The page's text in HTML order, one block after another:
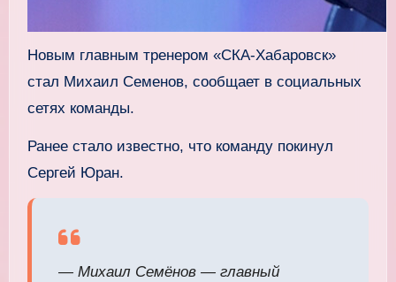
Новым главным тренером «СКА‑Хабаровск»
стал Михаил Семенов, сообщает в социальных
сетях команды.
Ранее стало известно, что команду покинул
Сергей Юран.
— Михаил Семёнов — главный